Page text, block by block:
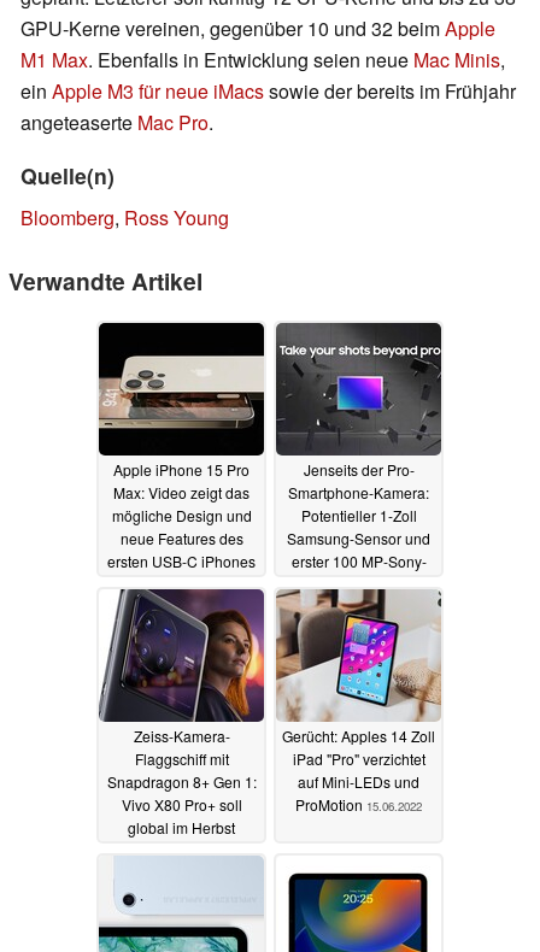
GPU-Kerne vereinen, gegenüber 10 und 32 beimApple
M1 Max. Ebenfalls in Entwicklung seien neue Mac Minis,
ein Apple M3 für neue iMacssowie der bereits im Frühjahr
angeteaserte Mac Pro.
Quelle(n)
Bloomberg, Ross Young
Verwandte Artikel
Apple iPhone 15 Pro
Max: Video zeigt das
mögliche Design und
neue Features des
ersten USB-C iPhones
19.06.2022
Jenseits der Pro-
Smartphone-Kamera:
Potentieller 1-Zoll
Samsung-Sensor und
erster 100 MP-Sony-
Sensor18.06.2022
Zeiss-Kamera-
Flaggschiff mit
Snapdragon 8+ Gen 1:
Vivo X80 Pro+ soll
global im Herbst
starten16.06.2022
Gerücht: Apples 14 Zoll
iPad "Pro" verzichtet
auf Mini-LEDs und
ProMotion 15.06.2022